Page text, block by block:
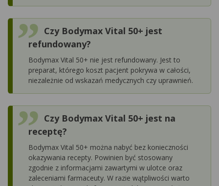
Czy Bodymax Vital 50+ jest
refundowany?
Bodymax Vital 50+ nie jest refundowany. Jest to
preparat, którego koszt pacjent pokrywa w całości,
niezależnie od wskazań medycznych czy uprawnień.
Czy Bodymax Vital 50+ jest na
receptę?
Bodymax Vital 50+ można nabyć bez konieczności
okazywania recepty. Powinien być stosowany
zgodnie z informacjami zawartymi w ulotce oraz
zaleceniami farmaceuty. W razie wątpliwości warto